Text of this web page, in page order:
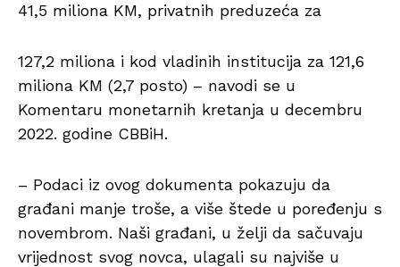
41,5 miliona KM, privatnih preduzeća za
127,2 miliona i kod vladinih institucija za 121,6
miliona KM (2,7 posto) – navodi se u
Komentaru monetarnih kretanja u decembru
2022. godine CBBiH.
– Podaci iz ovog dokumenta pokazuju da
građani manje troše, a više štede u poređenju s
novembrom. Naši građani, u želji da sačuvaju
vrijednost svog novca, ulagali su najviše u